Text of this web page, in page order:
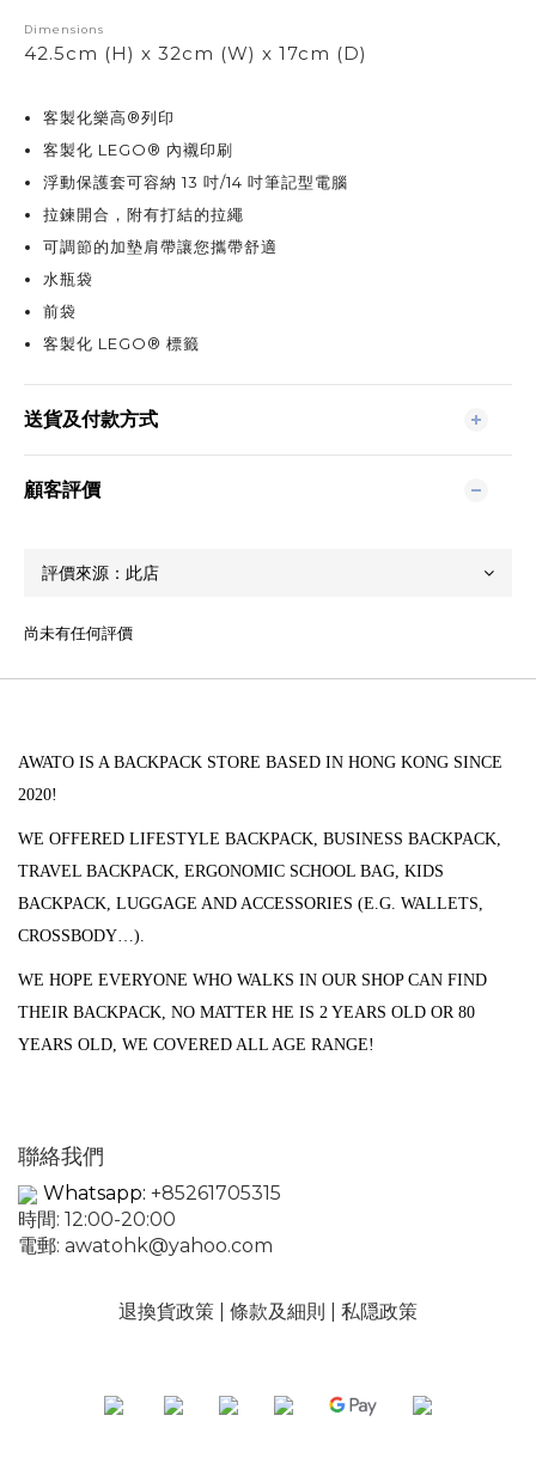
Dimensions
42.5cm (H) x 32cm (W) x 17cm (D)
客製化樂高®列印
客製化 LEGO® 內襯印刷
浮動保護套可容納 13 吋/14 吋筆記型電腦
拉鍊開合，附有打結的拉繩
可調節的加墊肩帶讓您攜帶舒適
水瓶袋
前袋
客製化 LEGO® 標籤
送貨及付款方式
顧客評價
尚未有任何評價
AWATO IS A BACKPACK STORE BASED IN HONG KONG SINCE
2020!
WE OFFERED LIFESTYLE BACKPACK, BUSINESS BACKPACK,
TRAVEL BACKPACK, ERGONOMIC SCHOOL BAG, KIDS
BACKPACK, LUGGAGE AND ACCESSORIES (E.G. WALLETS,
CROSSBODY…).
WE HOPE EVERYONE WHO WALKS IN OUR SHOP CAN FIND
THEIR BACKPACK, NO MATTER HE IS 2 YEARS OLD OR 80
YEARS OLD, WE COVERED ALL AGE RANGE!
聯絡我們
Whatsapp: +85261705315
時間: 12:00-20:00
電郵: awatohk@yahoo.com
退換貨政策 條款及細則 私隠政策